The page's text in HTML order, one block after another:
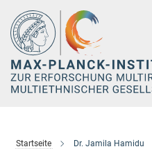
Hauptinhalt
Startseite Dr. Jamila Hamidu